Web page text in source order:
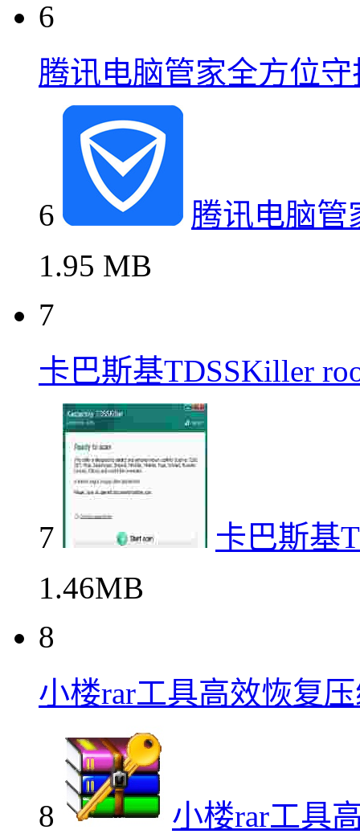
6
腾讯电脑管家全方位
6
腾讯电脑管
1.95 MB
7
卡巴斯基TDSSKiller
7
卡巴斯基
1.46MB
8
小楼rar工具高效恢复
8 小楼rar工具